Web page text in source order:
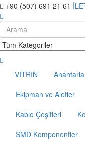
+90 (507) 691 21 61
VİTRİN
Ekipman ve Aletler
Kablo Çeşitleri
SMD Komponentler